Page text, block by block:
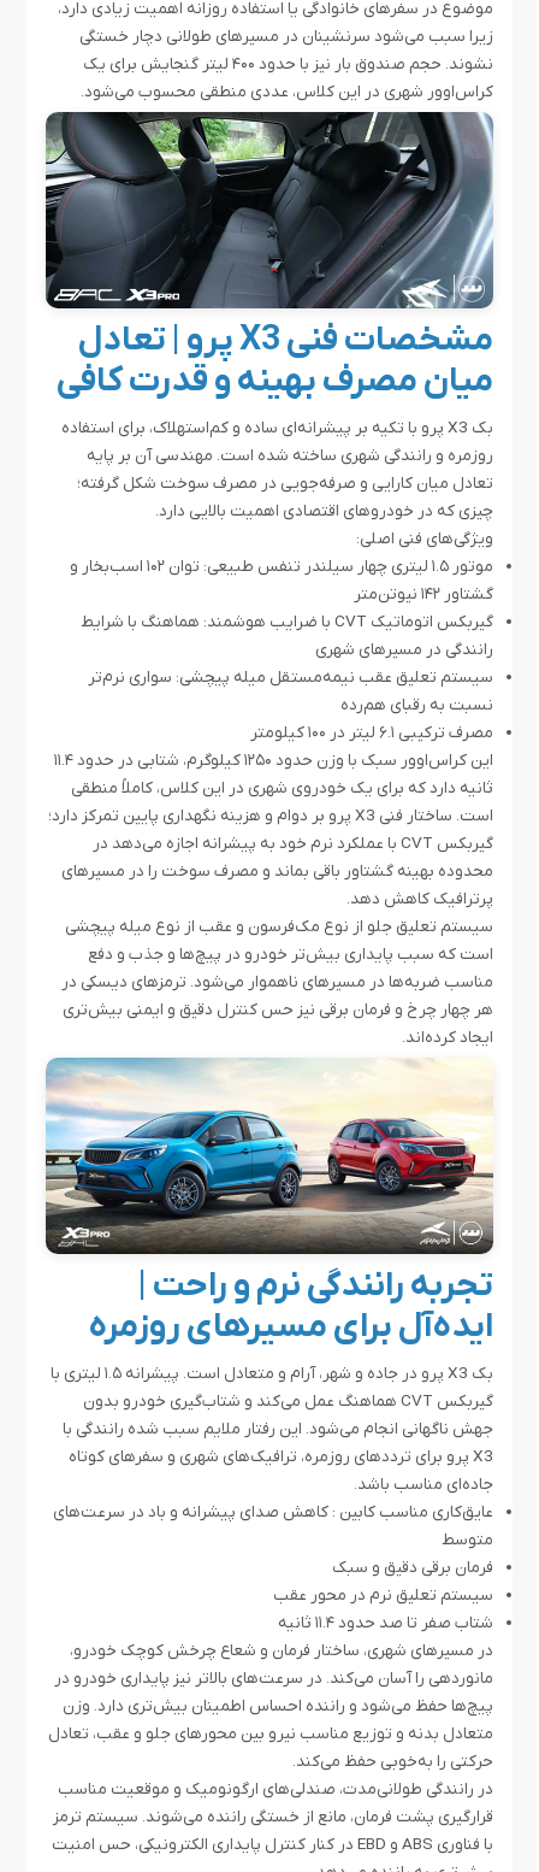
موضوع در سفرهای خانوادگی یا استفاده‌ روزانه اهمیت زیادی دارد،
زیرا سبب می‌شود سرنشینان در مسیرهای طولانی دچار خستگی
نشوند. حجم صندوق بار نیز با حدود ۴۰۰ لیتر گنجایش برای یک
کراس‌اوور شهری در این کلاس، عددی منطقی محسوب می‌شود.
مشخصات فنی X3 پرو | تعادل
میان مصرف بهینه و قدرت کافی
بک X3 پرو با تکیه بر پیشرانه‌ای ساده و کم‌استهلاک، برای استفاده‌
روزمره و رانندگی شهری ساخته شده است. مهندسی آن بر پایه‌
تعادل میان کارایی و صرفه‌جویی در مصرف سوخت شکل گرفته؛
چیزی که در خودروهای اقتصادی اهمیت بالایی دارد.
ویژگی‌های فنی اصلی:
موتور ۱.۵ لیتری چهار سیلندر تنفس طبیعی: توان ۱۰۲ اسب‌بخار و
گشتاور ۱۴۲ نیوتن‌متر
گیربکس اتوماتیک CVT با ضرایب هوشمند: هماهنگ با شرایط
رانندگی در مسیرهای شهری
سیستم تعلیق عقب نیمه‌مستقل میله پیچشی: سواری نرم‌تر
نسبت به رقبای هم‌رده
مصرف ترکیبی ۶.۱ لیتر در ۱۰۰ کیلومتر
این کراس‌اوور سبک با وزن حدود ۱۲۵۰ کیلوگرم، شتابی در حدود ۱۱.۴
ثانیه دارد که برای یک خودروی شهری در این کلاس، کاملاً منطقی
است. ساختار فنی X3 پرو بر دوام و هزینه‌ نگهداری پایین تمرکز دارد؛
گیربکس CVT با عملکرد نرم خود به پیشرانه اجازه می‌دهد در
محدوده‌ بهینه‌ گشتاور باقی بماند و مصرف سوخت را در مسیرهای
پرترافیک کاهش دهد.
سیستم تعلیق جلو از نوع مک‌فرسون و عقب از نوع میله پیچشی
است که سبب پایداری بیش‌تر خودرو در پیچ‌ها و جذب و دفع
مناسب ضربه‌ها در مسیرهای ناهموار می‌شود. ترمزهای دیسکی در
هر چهار چرخ و فرمان برقی نیز حس کنترل دقیق و ایمنی بیش‌تری
ایجاد کرده‌اند.
تجربه رانندگی نرم و راحت |
ایده‌آل برای مسیرهای روزمره
بک X3 پرو در جاده و شهر، آرام و متعادل است. پیشرانه‌ ۱.۵ لیتری با
گیربکس CVT هماهنگ عمل می‌کند و شتاب‌گیری خودرو بدون
جهش ناگهانی انجام می‌شود. این رفتار ملایم سبب شده رانندگی با
X3 پرو برای ترددهای روزمره، ترافیک‌های شهری و سفرهای کوتاه
جاده‌ای مناسب باشد.
عایق‌کاری مناسب کابین : کاهش صدای پیشرانه و باد در سرعت‌های
متوسط
فرمان برقی دقیق و سبک
سیستم تعلیق نرم در محور عقب
شتاب صفر تا صد حدود ۱۱.۴ ثانیه
در مسیرهای شهری، ساختار فرمان و شعاع چرخش کوچک خودرو،
مانوردهی را آسان می‌کند. در سرعت‌های بالاتر نیز پایداری خودرو در
پیچ‌ها حفظ می‌شود و راننده احساس اطمینان بیش‌تری دارد. وزن
متعادل بدنه و توزیع مناسب نیرو بین محورهای جلو و عقب، تعادل
حرکتی را به‌خوبی حفظ می‌کند.
در رانندگی طولانی‌مدت، صندلی‌های ارگونومیک و موقعیت مناسب
قرارگیری پشت فرمان، مانع از خستگی راننده می‌شوند. سیستم ترمز
با فناوری ABS و EBD در کنار کنترل پایداری الکترونیکی، حس امنیت